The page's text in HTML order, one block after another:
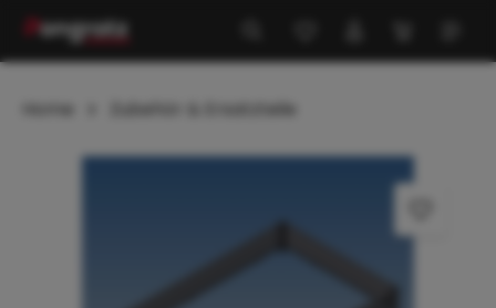
springen
Home Zubehör & Ersatzteile
Bildergalerie überspringen